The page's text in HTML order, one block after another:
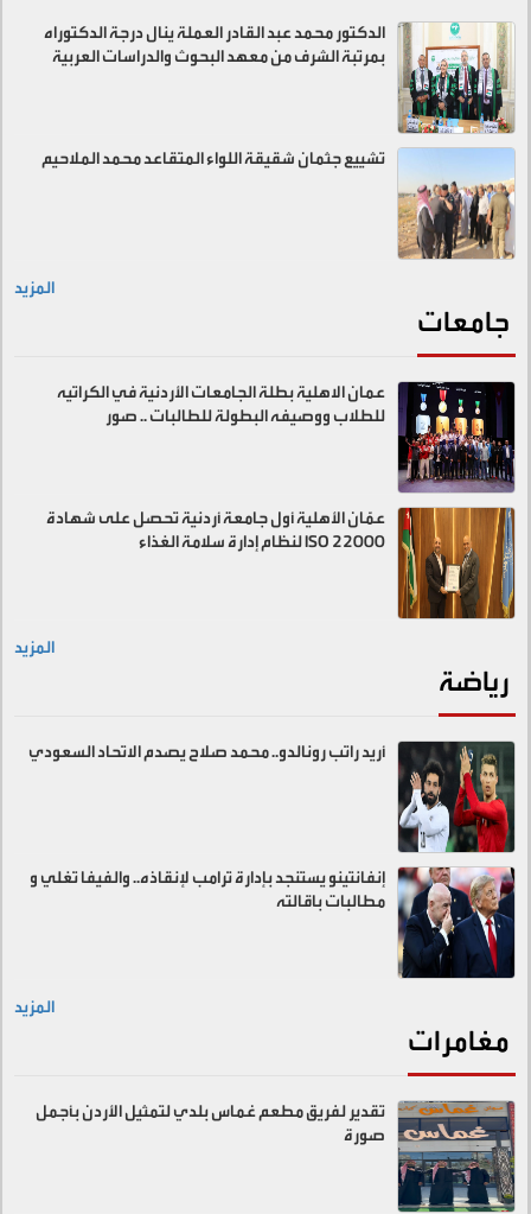
الدكتور محمد عبد القادر العملة ينال درجة الدكتوراه
بمرتبة الشرف من معهد البحوث والدراسات العربية
تشييع جثمان شقيقة اللواء المتقاعد محمد الملاحيم
المزيد
جامعات
عمان الاهلية بطلة الجامعات الأردنية في الكراتيه
للطلاب ووصيفه البطولة للطالبات .. صور
عمّان الأهلية أول جامعة أردنية تحصل على شهادة
ISO 22000 لنظام إدارة سلامة الغذاء
المزيد
رياضة
أريد راتب رونالدو.. محمد صلاح يصدم الاتحاد السعودي
إنفانتينو يستنجد بإدارة ترامب لإنقاذه.. والفيفا تغلي و
مطالبات باقالته
المزيد
مغامرات
تقدير لفريق مطعم غماس بلدي لتمثيل الأردن بأجمل
صورة